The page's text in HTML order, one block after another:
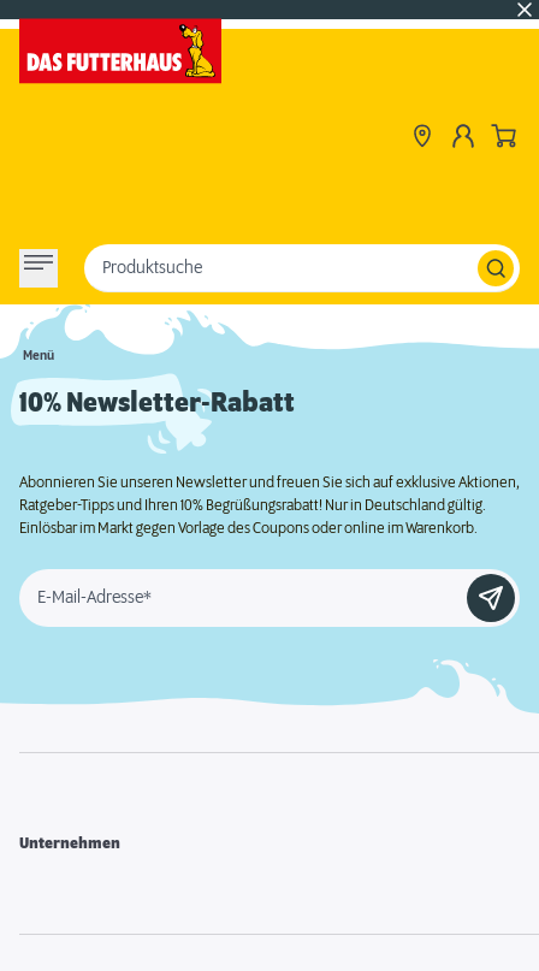
Menü
Produktsuche
10% Newsletter-Rabatt
Abonnieren Sie unseren Newsletter und freuen Sie sich auf exklusive Aktionen,
Ratgeber-Tipps und Ihren 10% Begrüßungsrabatt! Nur in Deutschland gültig.
Einlösbar im Markt gegen Vorlage des Coupons oder online im Warenkorb.
E-Mail-Adresse*
Unternehmen